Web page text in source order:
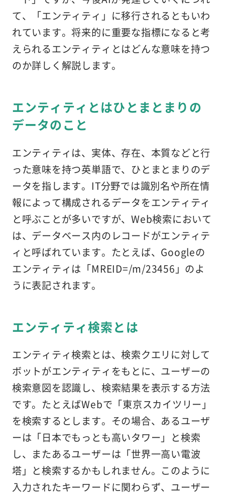
て、「エンティティ」に移行されるともいわ
れています。将来的に重要な指標になると考
えられるエンティティとはどんな意味を持つ
のか詳しく解説します。
エンティティとはひとまとまりの
データのこと
エンティティは、実体、存在、本質などと行
った意味を持つ英単語で、ひとまとまりのデ
ータを指します。IT分野では識別名や所在情
報によって構成されるデータをエンティティ
と呼ぶことが多いですが、Web検索において
は、データベース内のレコードがエンティテ
ィと呼ばれています。たとえば、Googleの
エンティティは「MREID=/m/23456」のよ
うに表記されます。
エンティティ検索とは
エンティティ検索とは、検索クエリに対して
ボットがエンティティをもとに、ユーザーの
検索意図を認識し、検索結果を表示する方法
です。たとえばWebで「東京スカイツリー」
を検索するとします。その場合、あるユーザ
ーは「日本でもっとも高いタワー」と検索
し、またあるユーザーは「世界一高い電波
塔」と検索するかもしれません。このように
入力されたキーワードに関わらず、ユーザー